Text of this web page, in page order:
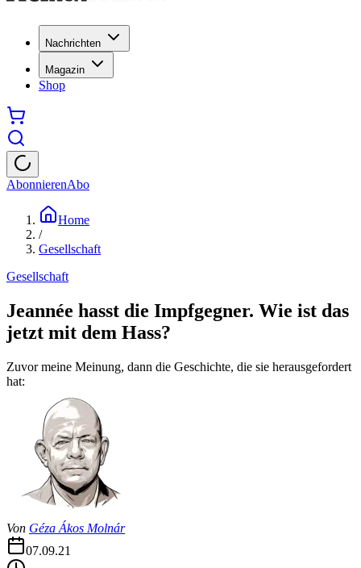
Nachrichten
Magazin
Shop
AbonnierenAbo
Home
/
Gesellschaft
Gesellschaft
Jeannée hasst die Impfgegner. Wie ist das
jetzt mit dem Hass?
Zuvor meine Meinung, dann die Geschichte, die sie herausgefordert
hat:
Von Géza Ákos Molnár
07.09.21